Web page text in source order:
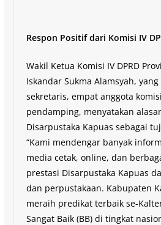
Respon Positif dari Komisi IV
Wakil Ketua Komisi IV DPRD
Iskandar Sukma Alamsyah,
sekretaris, empat anggota
pendamping, menyatakan
Disarpustaka Kapuas sebagai
“Kami mendengar banyak
media cetak, online, dan
prestasi Disarpustaka Kapuas
dan perpustakaan. Kabupaten
meraih predikat terbaik se-
Sangat Baik (BB) di tingkat